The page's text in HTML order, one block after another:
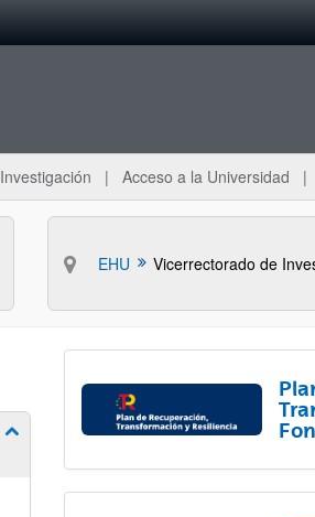
Investigación Acceso a la Universidad
EHU Vicerrectorado de
Mostrar/ocultar subpáginas